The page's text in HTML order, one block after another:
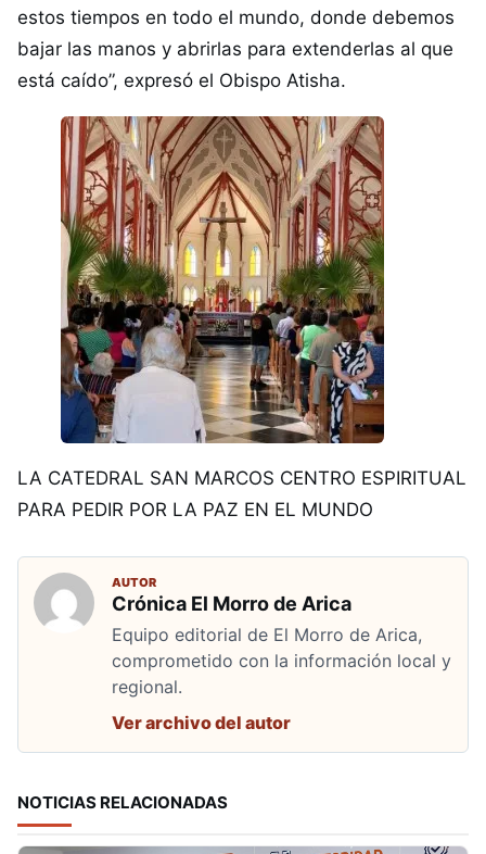
estos tiempos en todo el mundo, donde debemos
bajar las manos y abrirlas para extenderlas al que
está caído”, expresó el Obispo Atisha.
LA CATEDRAL SAN MARCOS CENTRO ESPIRITUAL
PARA PEDIR POR LA PAZ EN EL MUNDO
AUTOR
Crónica El Morro de Arica
Equipo editorial de El Morro de Arica,
comprometido con la información local y
regional.
Ver archivo del autor
NOTICIAS RELACIONADAS